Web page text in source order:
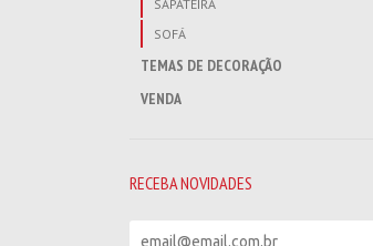
SAPATEIRA
SOFÁ
TEMAS DE DECORAÇÃO
VENDA
RECEBA NOVIDADES